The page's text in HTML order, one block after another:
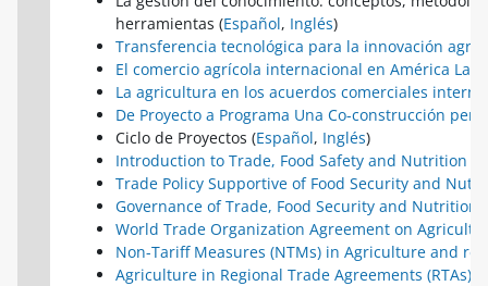
herramientas (Español, Inglés)
Transferencia tecnológica para la innovación
El comercio agrícola internacional en América
La agricultura en los acuerdos comerciales
De Proyecto a Programa Una Co-construcción
Ciclo de Proyectos (Español, Inglés)
Introduction to Trade, Food Safety and Nutrition
Trade Policy Supportive of Food Security and
Governance of Trade, Food Security and Nutrition
World Trade Organization Agreement on
Non-Tariff Measures (NTMs) in Agriculture and
Agriculture in Regional Trade Agreements (RTAs)